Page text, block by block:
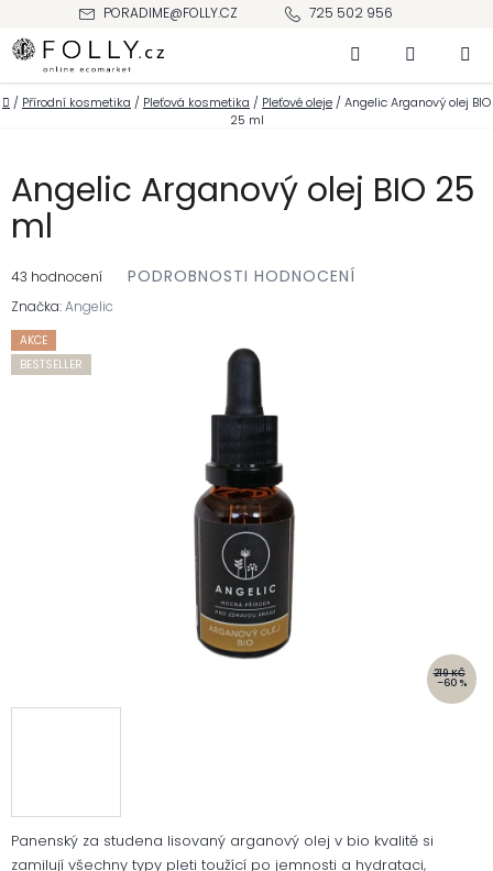
obsah
PORADIME@FOLLY.CZ 725 502 956
Hledat NÁKUPNÍ
KOŠÍK
Domů
/ Přírodní kosmetika / Pleťová kosmetika / Pleťové oleje /Angelic Arganový olej BIO
25 ml
Panenský za studena lisovaný arganový olej v bio kvalitě si
zamilují všechny typy pleti toužící po jemnosti a hydrataci,
Angelic Arganový olej BIO 25
ml
hodnocení
je
3,6
z 5
hvězdiček.
43 hodnocení PODROBNOSTI HODNOCENÍ
Značka:Angelic
AKCE
BESTSELLER
219 KČ
–60 %